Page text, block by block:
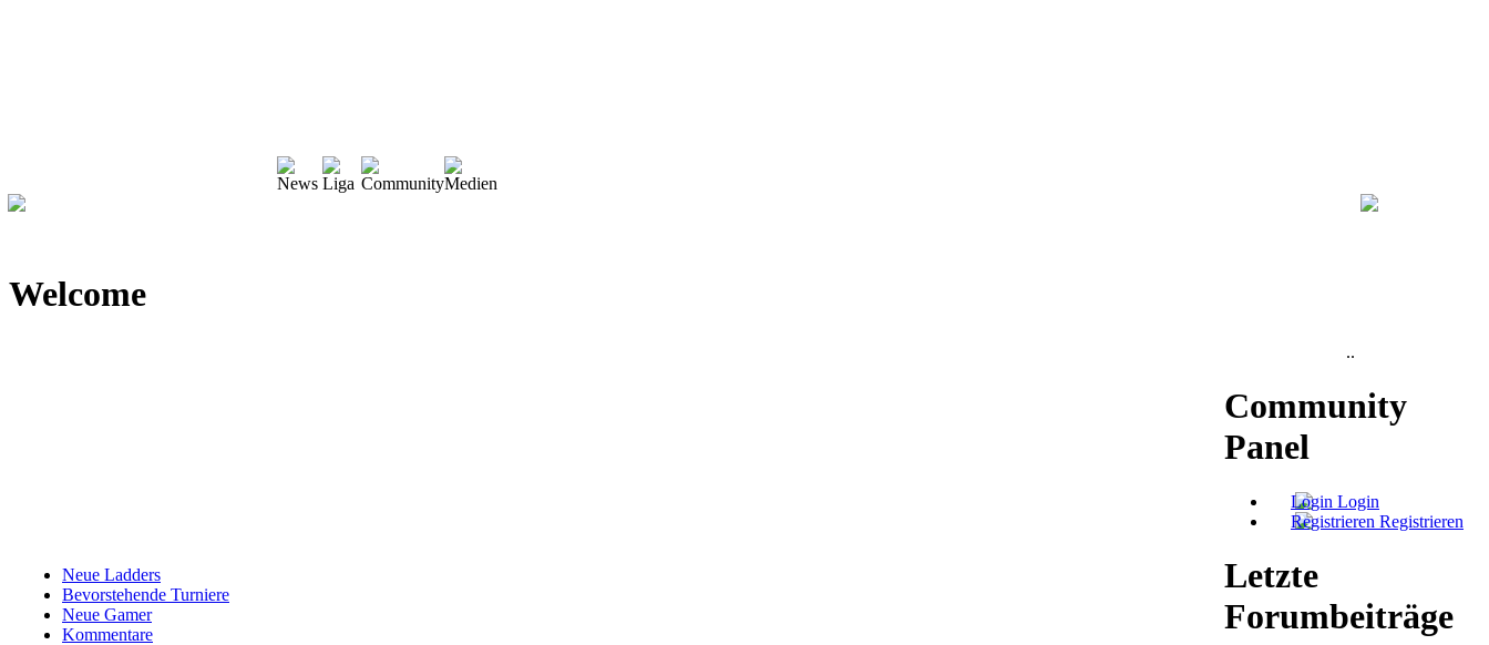
Welcome
Neue Ladders
Bevorstehende Turniere
Neue Gamer
Kommentare
..
Community
Panel
Login
Registrieren
Letzte
Forumbeiträge